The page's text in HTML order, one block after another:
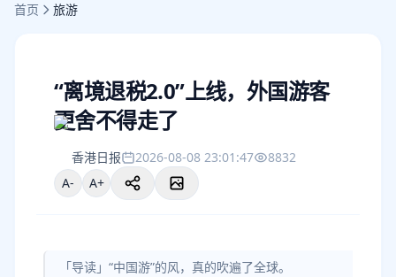
首页 旅游
“离境退税2.0”上线，外国游客
更舍不得走了
香港日报 2026-08-08 23:01:47
8832
A-
A+
「导读」“中国游”的风，真的吹遍了全球。